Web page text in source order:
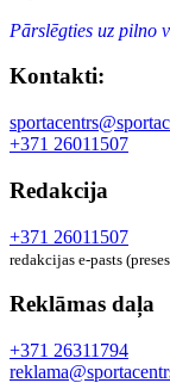
Pārslēgties uz pilno
Kontakti:
+371 26011507
Redakcija
+371 26011507
redakcijas e-pasts
Reklāmas daļa
+371 26311794